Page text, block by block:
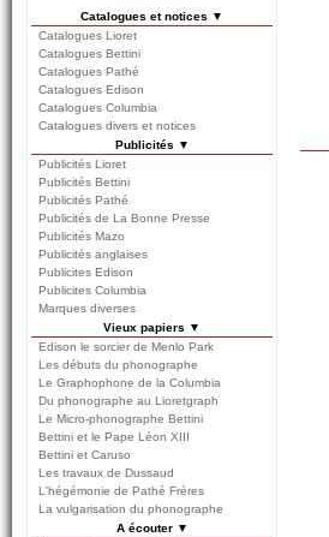
Catalogues et notices ▼
Catalogues Lioret
Catalogues Bettini
Catalogues Pathé
Catalogues Edison
Catalogues Columbia
Catalogues divers et notices
Publicités ▼
Publicités Lioret
Publicités Bettini
Publicités Pathé
Publicités de La Bonne Presse
Publicités Mazo
Publicités anglaises
Publicites Edison
Publicites Columbia
Marques diverses
Vieux papiers ▼
Edison le sorcier de Menlo Park
Les débuts du phonographe
Le Graphophone de la Columbia
Du phonographe au Lioretgraph
Le Micro-phonographe Bettini
Bettini et le Pape Léon XIII
Bettini et Caruso
Les travaux de Dussaud
L'hégémonie de Pathé Frères
La vulgarisation du phonographe
A écouter ▼